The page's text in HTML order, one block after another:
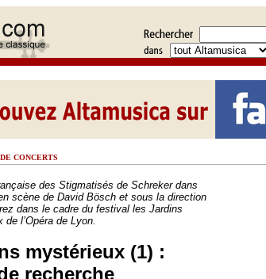
CONCERTS
des Stigmatisés de Schreker dans
scène de David Bösch et sous la direction
dans le cadre du festival les Jardins
de l’Opéra de Lyon.
mystérieux (1) :
recherche